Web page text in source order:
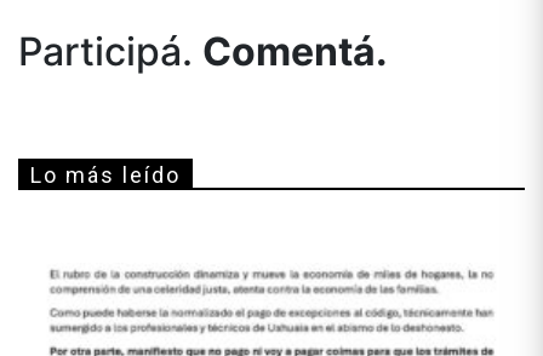
Participá. Comentá.
Lo más leído